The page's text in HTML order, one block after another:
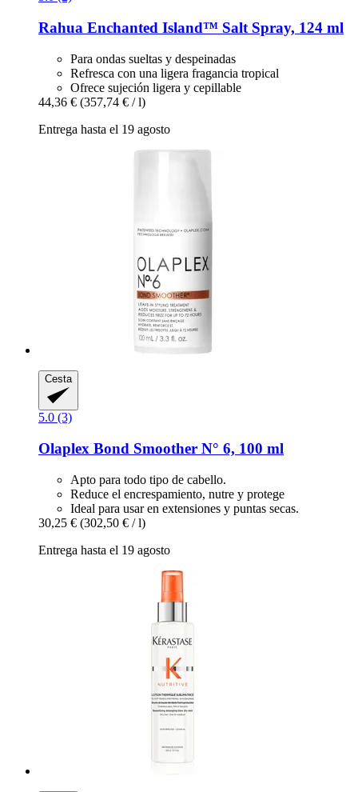
Rahua Enchanted Island™ Salt Spray, 124 ml
Para ondas sueltas y despeinadas
Refresca con una ligera fragancia tropical
Ofrece sujeción ligera y cepillable
44,36 € (357,74 € / l)
Entrega hasta el 19 agosto
Cesta
5.0 (3)
Olaplex Bond Smoother N° 6, 100 ml
Apto para todo tipo de cabello.
Reduce el encrespamiento, nutre y protege
Ideal para usar en extensiones y puntas secas.
30,25 € (302,50 € / l)
Entrega hasta el 19 agosto